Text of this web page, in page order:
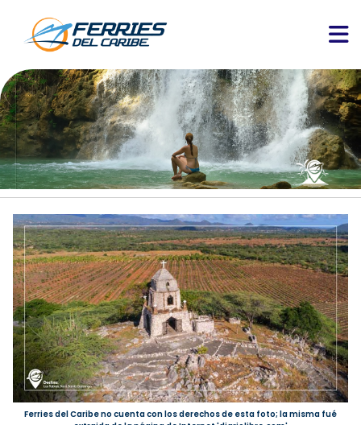
Ferries del Caribe no cuenta con los derechos de esta foto; la misma fué